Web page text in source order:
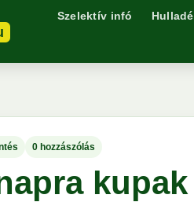
Szelektív infó
0 hozzászólás